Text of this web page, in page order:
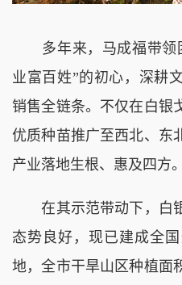
多年来，马成福带领
业富百姓”的初心，深耕
销售全链条。不仅在白银
优质种苗推广至西北、东
产业落地生根、惠及四方。
在其示范带动下，白
态势良好，现已建成全
地，全市干旱山区种植面